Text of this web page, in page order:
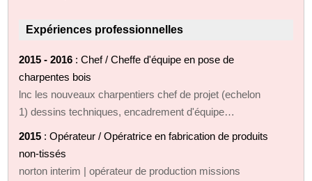
Expériences professionnelles
2015 - 2016 : Chef / Cheffe d'équipe en pose de
charpentes bois
lnc les nouveaux charpentiers chef de projet (echelon
1) dessins techniques, encadrement d'équipe…
2015 : Opérateur / Opératrice en fabrication de produits
non-tissés
norton interim | opérateur de production missions